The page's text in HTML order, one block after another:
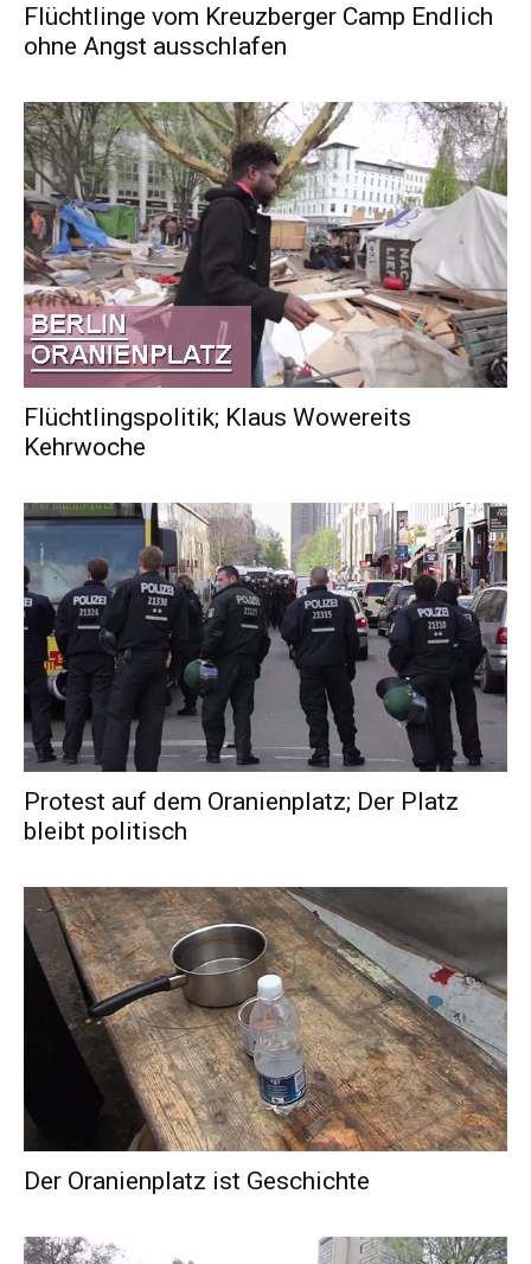
Flüchtlinge vom Kreuzberger Camp Endlich
ohne Angst ausschlafen
Flüchtlingspolitik; Klaus Wowereits
Kehrwoche
Protest auf dem Oranienplatz; Der Platz
bleibt politisch
Der Oranienplatz ist Geschichte